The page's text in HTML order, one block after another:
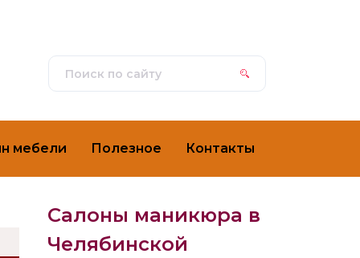
мебели Полезное Контакты
Салоны маникюра в
Челябинской